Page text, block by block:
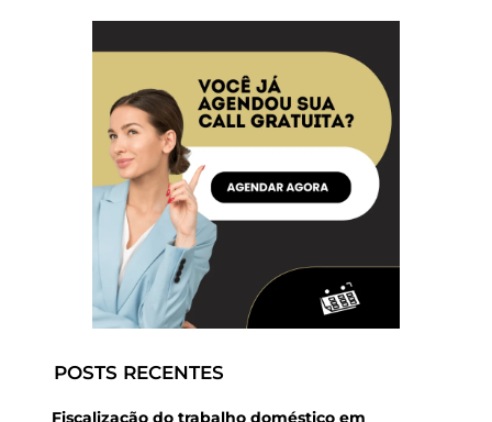
POSTS RECENTES
Fiscalização do trabalho doméstico em